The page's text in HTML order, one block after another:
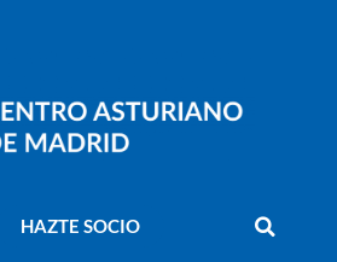
HAZTE SOCIO